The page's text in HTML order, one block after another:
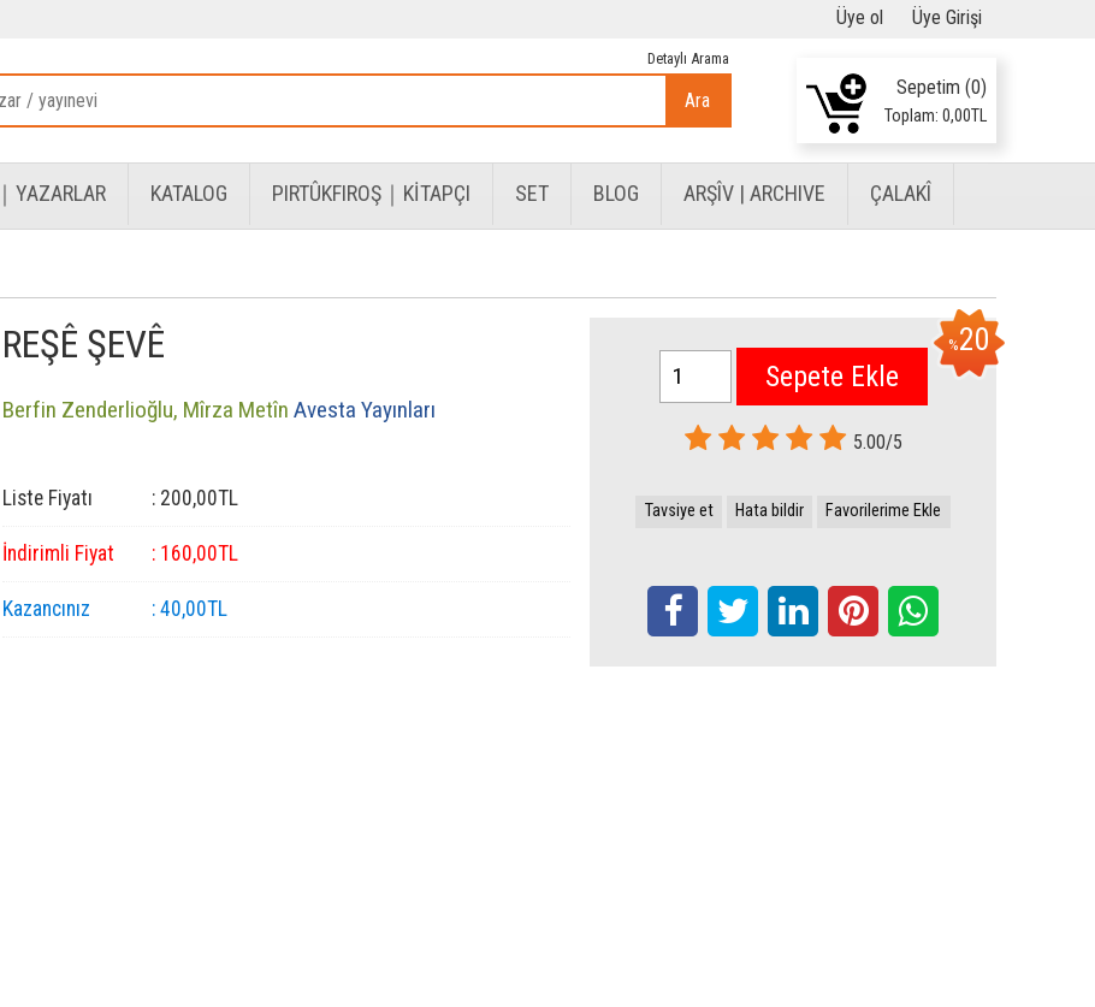
Üye ol Üye Girişi
Ara
Detaylı Arama
Sepetim (0)
Toplam: 0,00TL
YAZARLAR KATALOG PIRTÛKFIROŞ｜KİTAPÇI SET BLOG ARŞÎV | ARCHIVE ÇALAKÎ
REŞÊ ŞEVÊ
Berfin Zenderlioğlu, Mîrza Metîn Avesta Yayınları
Liste Fiyatı : 200,00TL
İndirimli Fiyat : 160,00TL
Kazancınız : 40,00TL
%20
Sepete Ekle
5.00/5
Tavsiye et Hata bildir Favorilerime Ekle